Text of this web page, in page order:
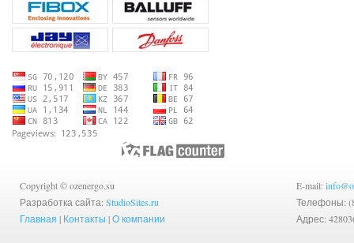
Copyright © ozenergo.su
Разработка сайта: StudioSites.ru
Главная | Контакты |О компании
E-mail:
Телефоны:
Адрес: